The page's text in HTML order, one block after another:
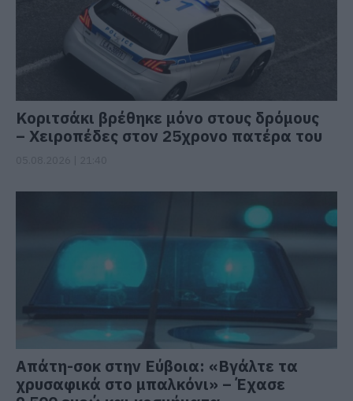
Κοριτσάκι βρέθηκε μόνο στους δρόμους
– Χειροπέδες στον 25χρονο πατέρα του
Απάτη-σοκ στην Εύβοια: «Βγάλτε τα
χρυσαφικά στο μπαλκόνι» – Έχασε